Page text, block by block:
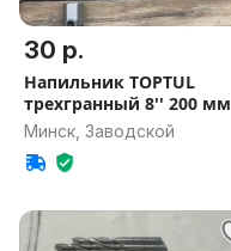
30 р.
Напильник TOPTUL
трехгранный 8'' 200 мм
Минск, Заводской